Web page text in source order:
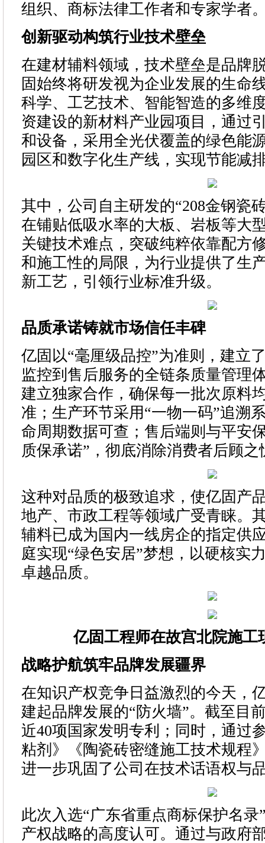
组织、商标法律工作者和专家学者
创新驱动构筑行业技术壁垒
在建材辅料领域，技术壁垒是品牌
固始终将研发视为企业发展的生命
科学、工艺技术、智能智造的多维
资建设的新材料产业园项目，通过
和设备，采用全光伏覆盖的绿色能
园区和数字化生产线，实现节能减
其中，公司自主研发的“208金钢瓷
在铺贴低吸水率的大板、岩板等大
关键技术难点，突破纯粹依靠配方
和施工性的局限，为行业提供了生
新工艺，引领行业标准升级。
品质承诺铸就市场信任丰碑
亿固以“毫厘级品控”为准则，建立
监控到售后服务的全链条质量管理
建立独家合作，确保每一批次原料
准；生产环节采用“一物一码”追溯
命周期数据可查；售后端则与平安
质保承诺”，彻底消除消费者后顾之
这种对品质的极致追求，使亿固产
地产、市政工程等领域广受青睐。
辅料已成为国内一线房企的指定供
庭实现“绿色安居”梦想，以硬核实
卓越品质。
亿固工程师在故宫北院施工
战略护航筑牢品牌发展疆界
在知识产权竞争日益激烈的今天，
建起品牌发展的“防火墙”。截至目
近40项国家发明专利；同时，通过
粘剂》《陶瓷砖密缝施工技术规程
进一步巩固了公司在技术话语权与
此次入选“广东省重点商标保护名
产权战略的高度认可。通过与政府